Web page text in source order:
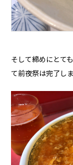
そして締めにとて
て前夜祭は完了し